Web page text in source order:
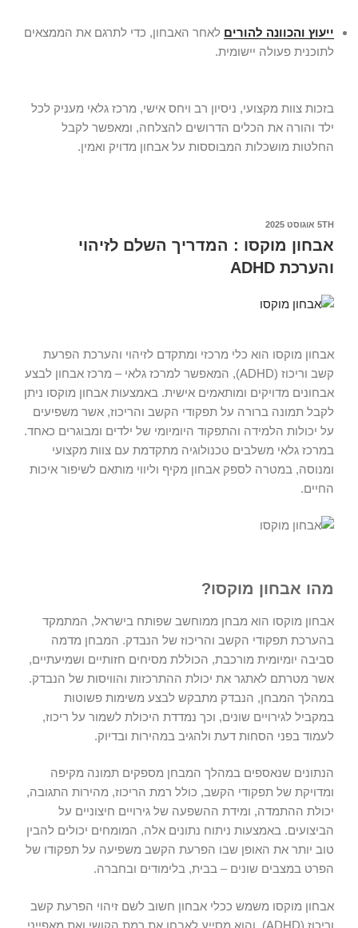
ייעוץ והכוונה להורים לאחר האבחון, כדי לתרגם את הממצאים
לתוכנית פעולה יישומית.
בזכות צוות מקצועי, ניסיון רב ויחס אישי, מרכז גלאי מעניק לכל
ילד והורה את הכלים הדרושים להצלחה, ומאפשר לקבל
החלטות מושכלות המבוססות על אבחון מדויק ואמין.
5TH אוגוסט 2025
אבחון מוקסו : המדריך השלם לזיהוי
והערכת ADHD
אבחון מוקסו הוא כלי מרכזי ומתקדם לזיהוי והערכת הפרעת
קשב וריכוז (ADHD), המאפשר למרכז גלאי – מרכז אבחון לבצע
אבחונים מדויקים ומותאמים אישית. באמצעות אבחון מוקסו ניתן
לקבל תמונה ברורה על תפקודי הקשב והריכוז, אשר משפיעים
על יכולות הלמידה והתפקוד היומיומי של ילדים ומבוגרים כאחד.
במרכז גלאי משלבים טכנולוגיה מתקדמת עם צוות מקצועי
ומנוסה, במטרה לספק אבחון מקיף וליווי מותאם לשיפור איכות
החיים.
מהו אבחון מוקסו?
אבחון מוקסו הוא מבחן ממוחשב שפותח בישראל, המתמקד
בהערכת תפקודי הקשב והריכוז של הנבדק. המבחן מדמה
סביבה יומיומית מורכבת, הכוללת מסיחים חזותיים ושמיעתיים,
אשר מטרתם לאתגר את יכולת ההתרכזות והוויסות של הנבדק.
במהלך המבחן, הנבדק מתבקש לבצע משימות פשוטות
במקביל לגירויים שונים, וכך נמדדת היכולת לשמור על ריכוז,
לעמוד בפני הסחות דעת ולהגיב במהירות ובדיוק.
הנתונים שנאספים במהלך המבחן מספקים תמונה מקיפה
ומדויקת של תפקודי הקשב, כולל רמת הריכוז, מהירות התגובה,
יכולת ההתמדה, ומידת ההשפעה של גירויים חיצוניים על
הביצועים. באמצעות ניתוח נתונים אלה, המומחים יכולים להבין
טוב יותר את האופן שבו הפרעת הקשב משפיעה על תפקודו של
הפרט במצבים שונים – בבית, בלימודים ובחברה.
אבחון מוקסו משמש ככלי אבחון חשוב לשם זיהוי הפרעת קשב
וריכוז (ADHD), והוא מסייע לאבחן את רמת הקושי ואת מאפייני